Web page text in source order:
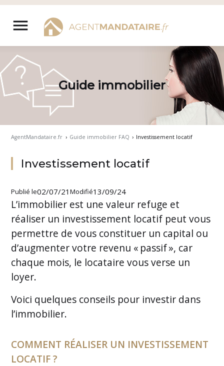
Aller
contenu
menu
Guide immobilier
AgentMandataire.fr › Guide immobilier FAQ › Investissement locatif
Investissement locatif
Publié le02/07/21Modifié13/09/24
L’immobilier est une valeur refuge et
réaliser un investissement locatif peut vous
permettre de vous constituer un capital ou
d’augmenter votre revenu « passif », car
chaque mois, le locataire vous verse un
loyer.
Voici quelques conseils pour investir dans
l’immobilier.
COMMENT RÉALISER UN INVESTISSEMENT
LOCATIF ?